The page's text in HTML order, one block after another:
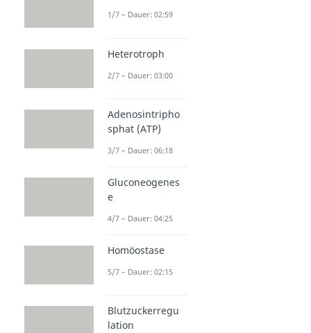
1/7 – Dauer: 02:59
Heterotroph
2/7 – Dauer: 03:00
Adenosintripho
sphat (ATP)
3/7 – Dauer: 06:18
Gluconeogenes
e
4/7 – Dauer: 04:25
Homöostase
5/7 – Dauer: 02:15
Blutzuckerregu
lation